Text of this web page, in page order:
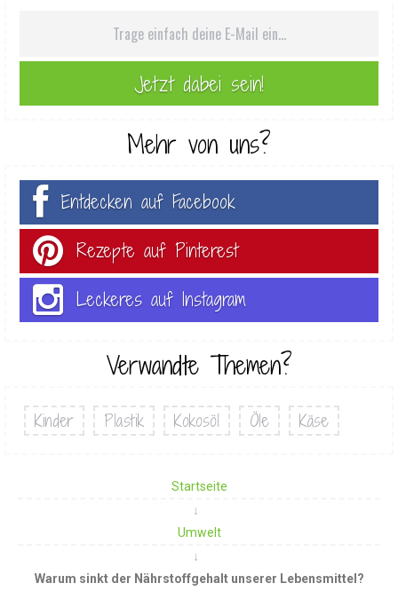
Mehr von uns?
Entdecken auf Facebook
Rezepte auf Pinterest
Leckeres auf Instagram
Verwandte Themen?
Kinder Plastik Kokosöl Öle Käse
Startseite
Umwelt
Warum sinkt der Nährstoffgehalt unserer Lebensmittel?